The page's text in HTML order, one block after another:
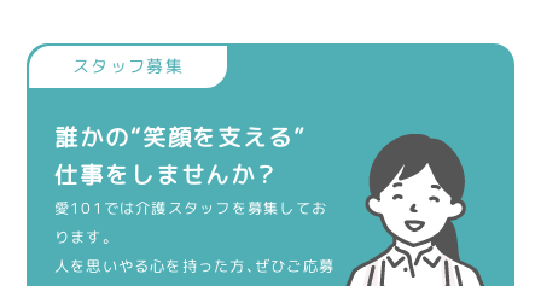
誰かの“笑顔を支える”
仕事をしませんか？
愛101では介護スタッフを募集してお
ります。
人を思いやる心を持った方、ぜひご応募